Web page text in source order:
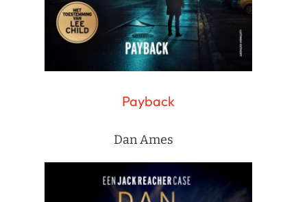
Payback
Dan Ames